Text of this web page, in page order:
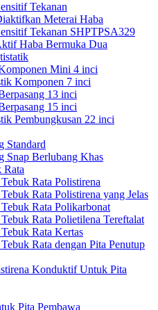
Tekanan
Meterai Haba
Tekanan SHPTPSA329
Haba Bermuka Dua
Mini 4 inci
Komponen 7 inci
13 inci
15 inci
Pembungkusan 22 inci
Standard
Snap Berlubang Khas
Rata
Rata Polistirena
Rata Polistirena yang Jelas
Rata Polikarbonat
Rata Polietilena Tereftalat
Rata Kertas
Rata dengan Pita Penutup
Konduktif Untuk Pita
Pita Pembawa